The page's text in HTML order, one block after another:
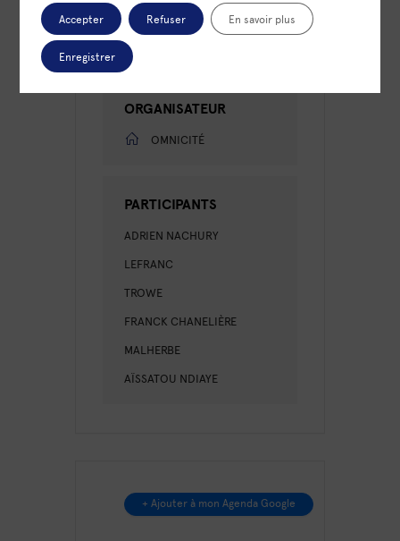
CATÉGORIE
ORGANISATEUR
OMNICITÉ
PARTICIPANTS
ADRIEN NACHURY
LEFRANC
TROWE
FRANCK CHANELIÈRE
MALHERBE
AÏSSATOU NDIAYE
+ Ajouter à mon Agenda Google
Accepter Refuser En savoir plus
Enregistrer